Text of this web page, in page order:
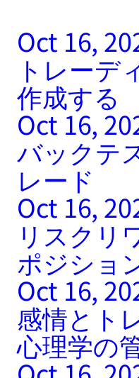
Oct 16,
トレーデ
作成する
Oct 16,
バックテ
レード
Oct 16,
リスクリ
ポジショ
Oct 16,
感情とト
心理学の